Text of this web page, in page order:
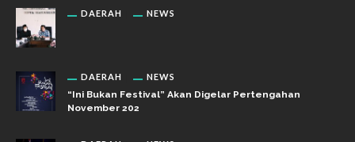
DAERAH NEWS
DAERAH NEWS
“Ini Bukan Festival” Akan Digelar Pertengahan
November 202